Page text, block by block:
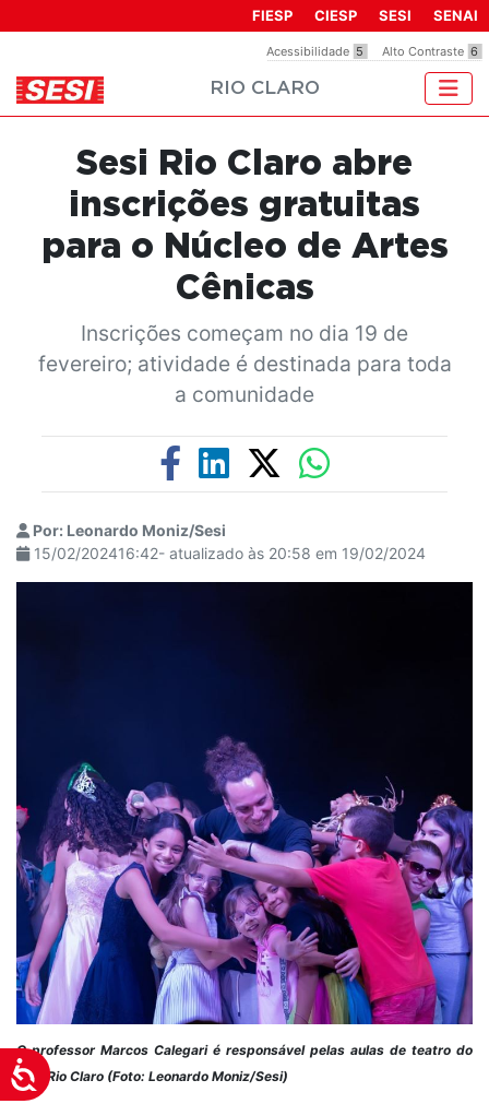
inclui
um
acessibilidade.
Acessibilidade
Acessibilidade 5 Alto Contraste 6
FIESP CIESP SESI SENAI
RIO CLARO
Sesi Rio Claro abre
inscrições gratuitas
para o Núcleo de Artes
Cênicas
Inscrições começam no dia 19 de
fevereiro; atividade é destinada para toda
a comunidade
Por: Leonardo Moniz/Sesi
15/02/202416:42- atualizado às 20:58 em 19/02/2024
O professor Marcos Calegari é responsável pelas aulas de teatro do
Sesi Rio Claro (Foto: Leonardo Moniz/Sesi)